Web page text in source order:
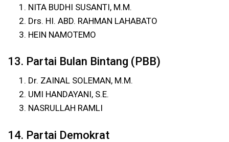
NITA BUDHI SUSANTI, M.M.
Drs. HI. ABD. RAHMAN LAHABATO
HEIN NAMOTEMO
13. Partai Bulan Bintang (PBB)
Dr. ZAINAL SOLEMAN, M.M.
UMI HANDAYANI, S.E.
NASRULLAH RAMLI
14. Partai Demokrat